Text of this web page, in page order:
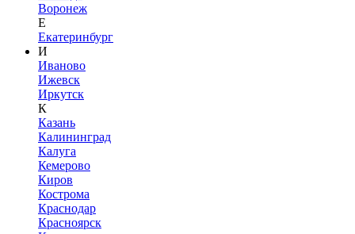
Воронеж
Е
Екатеринбург
И
Иваново
Ижевск
Иркутск
К
Казань
Калининград
Калуга
Кемерово
Киров
Кострома
Краснодар
Красноярск